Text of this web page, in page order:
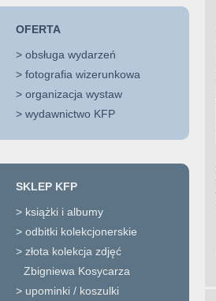
OFERTA
> obsługa wydarzeń
> fotografia wizerunkowa
> organizacja wystaw
> wydawnictwo KFP
SKLEP KFP
> książki i albumy
> odbitki kolekcjonerskie
> złota kolekcja zdjęć
Zbigniewa Kosycarza
> upominki / koszulki